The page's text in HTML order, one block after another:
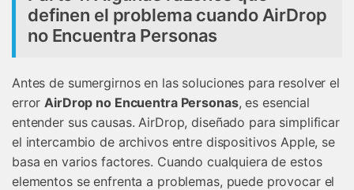
definen el problema cuando AirDrop
no Encuentra Personas
Antes de sumergirnos en las soluciones para resolver el
error AirDrop no Encuentra Personas, es esencial
entender sus causas. AirDrop, diseñado para simplificar
el intercambio de archivos entre dispositivos Apple, se
basa en varios factores. Cuando cualquiera de estos
elementos se enfrenta a problemas, puede provocar el